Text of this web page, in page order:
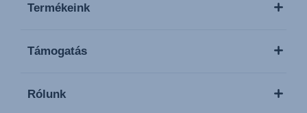
Termékeink
Támogatás
Rólunk